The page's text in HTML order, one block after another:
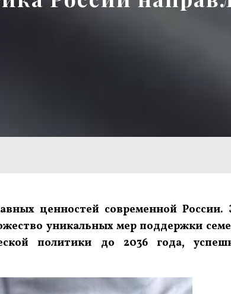
ценностей современной России.
уникальных мер поддержки
политики до 2036 года,